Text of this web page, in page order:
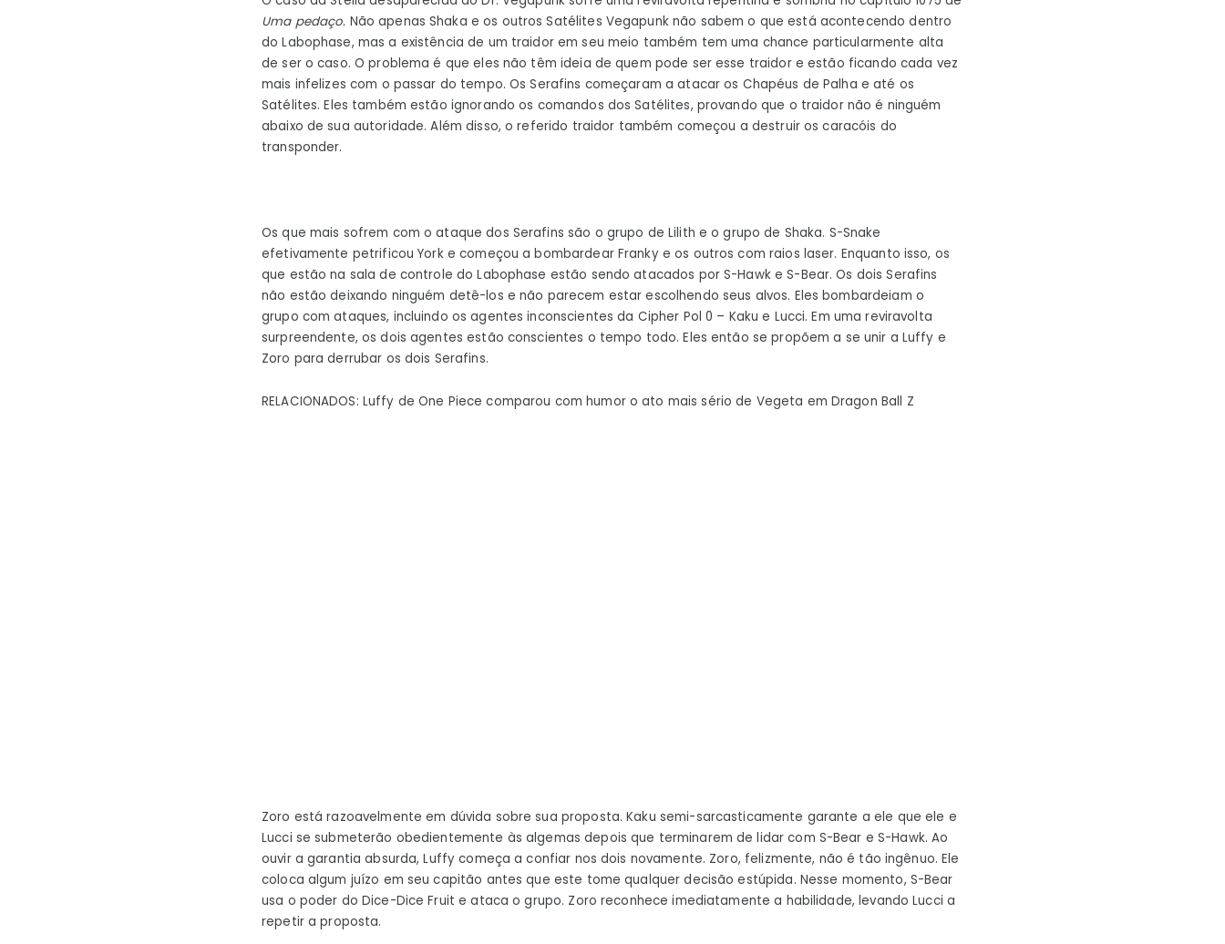
1076
One
Piece:
velhos
amigos
Uma pedaço. Não apenas Shaka e os outros Satélites Vegapunk não sabem o que está acontecendo dentro
do Labophase, mas a existência de um traidor em seu meio também tem uma chance particularmente alta
de ser o caso. O problema é que eles não têm ideia de quem pode ser esse traidor e estão ficando cada vez
mais infelizes com o passar do tempo. Os Serafins começaram a atacar os Chapéus de Palha e até os
Satélites. Eles também estão ignorando os comandos dos Satélites, provando que o traidor não é ninguém
abaixo de sua autoridade. Além disso, o referido traidor também começou a destruir os caracóis do
transponder.
Os que mais sofrem com o ataque dos Serafins são o grupo de Lilith e o grupo de Shaka. S-Snake
efetivamente petrificou York e começou a bombardear Franky e os outros com raios laser. Enquanto isso, os
que estão na sala de controle do Labophase estão sendo atacados por S-Hawk e S-Bear. Os dois Serafins
não estão deixando ninguém detê-los e não parecem estar escolhendo seus alvos. Eles bombardeiam o
grupo com ataques, incluindo os agentes inconscientes da Cipher Pol 0 – Kaku e Lucci. Em uma reviravolta
surpreendente, os dois agentes estão conscientes o tempo todo. Eles então se propõem a se unir a Luffy e
Zoro para derrubar os dois Serafins.
RELACIONADOS: Luffy de One Piece comparou com humor o ato mais sério de Vegeta em Dragon Ball Z
Zoro está razoavelmente em dúvida sobre sua proposta. Kaku semi-sarcasticamente garante a ele que ele e
Lucci se submeterão obedientemente às algemas depois que terminarem de lidar com S-Bear e S-Hawk. Ao
ouvir a garantia absurda, Luffy começa a confiar nos dois novamente. Zoro, felizmente, não é tão ingênuo. Ele
coloca algum juízo em seu capitão antes que este tome qualquer decisão estúpida. Nesse momento, S-Bear
usa o poder do Dice-Dice Fruit e ataca o grupo. Zoro reconhece imediatamente a habilidade, levando Lucci a
repetir a proposta.